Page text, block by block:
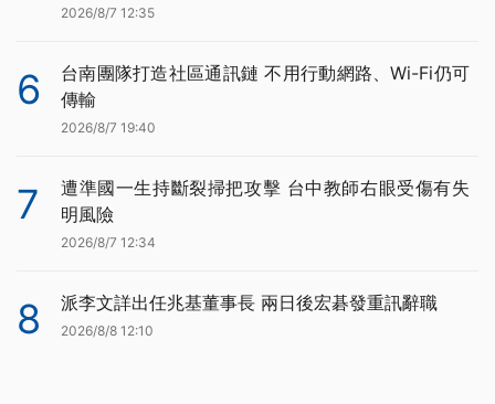
2026/8/7 12:35
6
台南團隊打造社區通訊鏈 不用行動網路、Wi-Fi仍可
傳輸
2026/8/7 19:40
7
遭準國一生持斷裂掃把攻擊 台中教師右眼受傷有失
明風險
2026/8/7 12:34
8 派李文詳出任兆基董事長 兩日後宏碁發重訊辭職
2026/8/8 12:10